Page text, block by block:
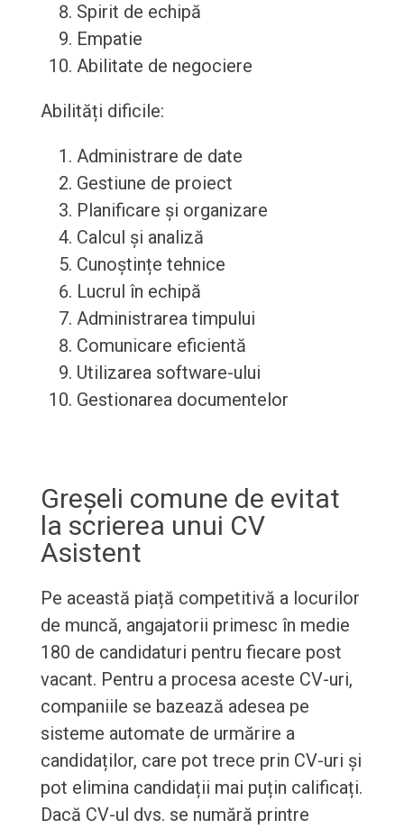
Spirit de echipă
Empatie
Abilitate de negociere
Abilități dificile:
Administrare de date
Gestiune de proiect
Planificare și organizare
Calcul și analiză
Cunoștințe tehnice
Lucrul în echipă
Administrarea timpului
Comunicare eficientă
Utilizarea software-ului
Gestionarea documentelor
Greșeli comune de evitat
la scrierea unui CV
Asistent
Pe această piață competitivă a locurilor
de muncă, angajatorii primesc în medie
180 de candidaturi pentru fiecare post
vacant. Pentru a procesa aceste CV-uri,
companiile se bazează adesea pe
sisteme automate de urmărire a
candidaților, care pot trece prin CV-uri și
pot elimina candidații mai puțin calificați.
Dacă CV-ul dvs. se numără printre